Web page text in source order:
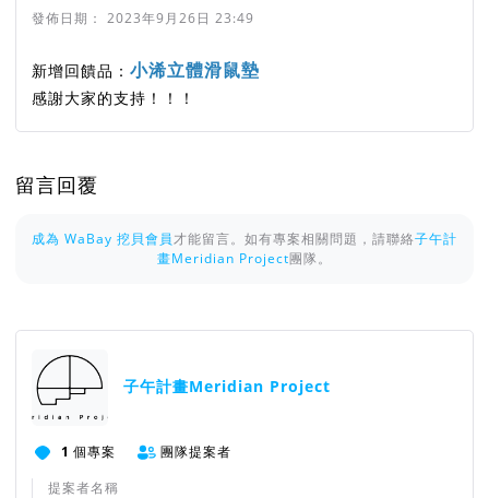
發佈日期： 2023年9月26日 23:49
新增回饋品： 小浠立體滑鼠墊
感謝大家的支持！！！
留言回覆
成為 WaBay 挖貝會員才能留言。如有專案相關問題，請聯絡子午計
畫Meridian Project團隊。
子午計畫Meridian Project
1 個專案
團隊提案者
提案者名稱